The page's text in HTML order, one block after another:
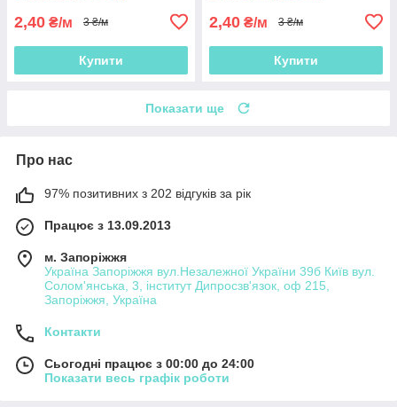
2,40 ₴/м 3 ₴/м
Купити
2,40 ₴/м 3 ₴/м
Купити
Показати ще
Про нас
97% позитивних з 202 відгуків за рік
Працює з 13.09.2013
м. Запоріжжя
Україна Запоріжжя вул.Незалежної України 39б Київ вул.
Солом'янська, 3, інститут Дипросзв'язок, оф 215,
Запоріжжя, Україна
Контакти
Сьогодні працює з 00:00 до 24:00
Показати весь графік роботи